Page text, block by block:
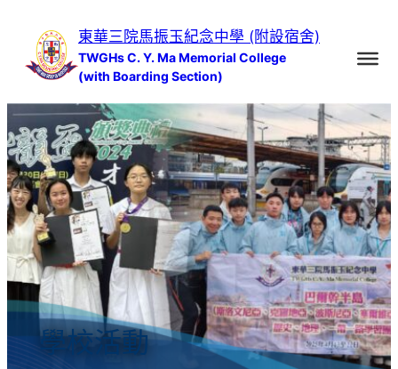
內
容
東華三院馬振玉紀念中學 (附設宿舍)
TWGHs C. Y. Ma Memorial College
(with Boarding Section)
學校活動